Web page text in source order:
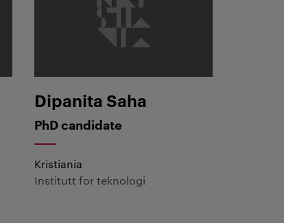
Dipanita Saha
PhD candidate
Kristiania
Institutt for teknologi